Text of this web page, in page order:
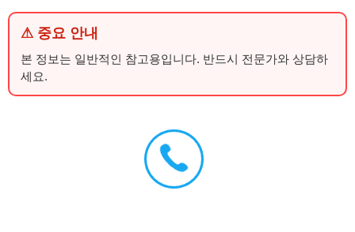
⚠ 중요 안내
본 정보는 일반적인 참고용입니다. 반드시 전문가와 상담하
세요.